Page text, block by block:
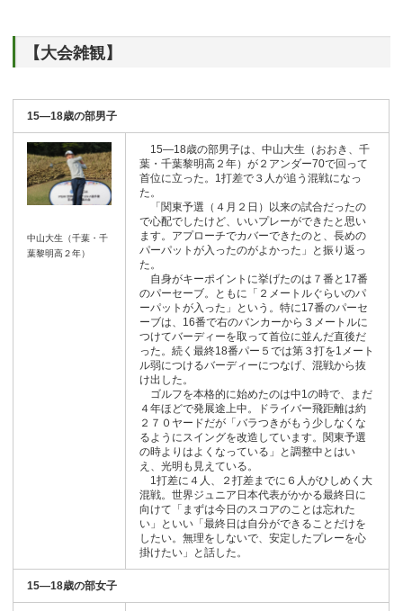
【大会雑観】
15―18歳の部男子
中山大生（千葉・千
葉黎明高２年）
15―18歳の部男子は、中山大生（おおき、千
葉・千葉黎明高２年）が２アンダー70で回って
首位に立った。1打差で３人が追う混戦になっ
た。
「関東予選（４月２日）以来の試合だったの
で心配でしたけど、いいプレーができたと思い
ます。アプローチでカバーできたのと、長めの
パーパットが入ったのがよかった」と振り返っ
た。
自身がキーポイントに挙げたのは７番と17番
のパーセーブ。ともに「２メートルぐらいのパ
ーパットが入った」という。特に17番のパーセ
ーブは、16番で右のバンカーから３メートルに
つけてバーディーを取って首位に並んだ直後だ
った。続く最終18番パー５では第３打を1メート
ル弱につけるバーディーにつなげ、混戦から抜
け出した。
ゴルフを本格的に始めたのは中1の時で、まだ
４年ほどで発展途上中。ドライバー飛距離は約
２７０ヤードだが「バラつきがもう少しなくな
るようにスイングを改造しています。関東予選
の時よりはよくなっている」と調整中とはい
え、光明も見えている。
1打差に４人、２打差までに６人がひしめく大
混戦。世界ジュニア日本代表がかかる最終日に
向けて「まずは今日のスコアのことは忘れた
い」といい「最終日は自分ができることだけを
したい。無理をしないで、安定したプレーを心
掛けたい」と話した。
15―18歳の部女子